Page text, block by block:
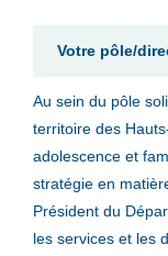
Votre pôle/
Au sein du pôle
territoire des
adolescence et
stratégie en
Président du
les services et les